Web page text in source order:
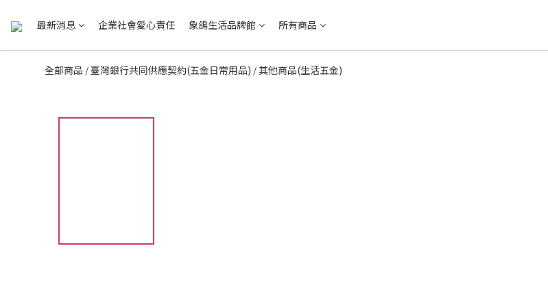
最新消息 企業社會愛心責任 象鴿生活品牌館 所有商品
全部商品 /臺灣銀行共同供應契約(五金日常用品) /其他商品(生活五金)